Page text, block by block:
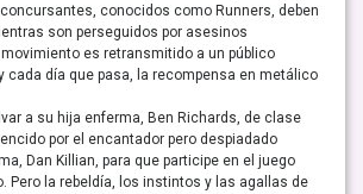
conocidos como Runners, deben
son perseguidos por asesinos
es retransmitido a un público
cada día que pasa, la recompensa en metálico
a su hija enferma, Ben Richards, de clase
por el encantador pero despiadado
Dan Killian, para que participe en el juego
Pero la rebeldía, los instintos y las agallas de